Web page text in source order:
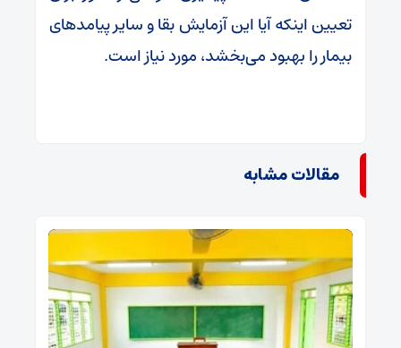
تعیین اینکه آیا این آزمایش بقا و سایر پیامدهای
بیمار را بهبود می‌بخشد، مورد نیاز است.
مقالات مشابه